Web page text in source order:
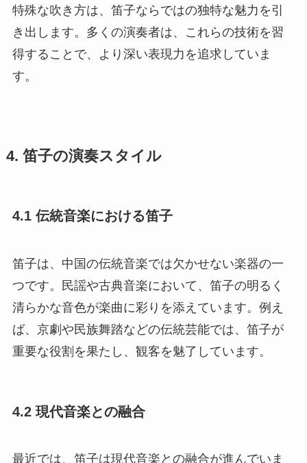
特殊な吹き方は、笛子ならではの独特な魅力を引
き出します。多くの演奏者は、これらの技術を習
得することで、より深い表現力を追求していま
す。
4. 笛子の演奏スタイル
4.1 伝統音楽における笛子
笛子は、中国の伝統音楽では欠かせない楽器の一
つです。民謡や古典音楽において、笛子の明るく
清らかな音色が楽曲に彩りを添えています。例え
ば、京劇や民族舞踏などの伝統芸能では、笛子が
重要な役割を果たし、観客を魅了しています。
4.2 現代音楽との融合
最近では、笛子は現代音楽との融合が進んでいま